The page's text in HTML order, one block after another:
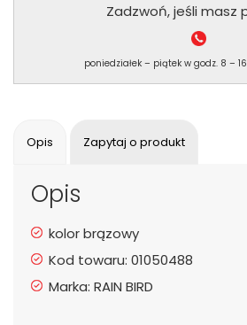
Zadzwoń, jeśli masz
poniedziałek – piątek w godz. 8 –
Opis Zapytaj o produkt
Opis
kolor brązowy
Kod towaru: 01050488
Marka: RAIN BIRD